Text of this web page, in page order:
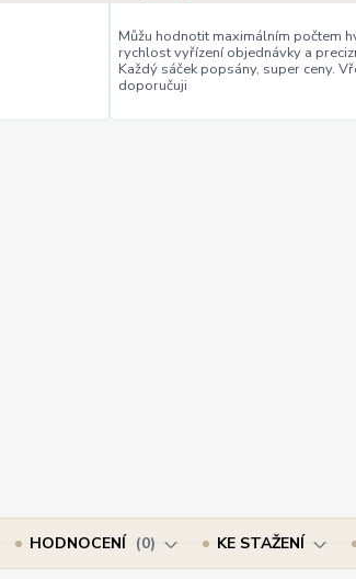
Můžu hodnotit maximálním počtem
rychlost vyřízení objednávky a
Každý sáček popsány, super ceny.
doporučuji
HODNOCENÍ 0 KE STAŽENÍ